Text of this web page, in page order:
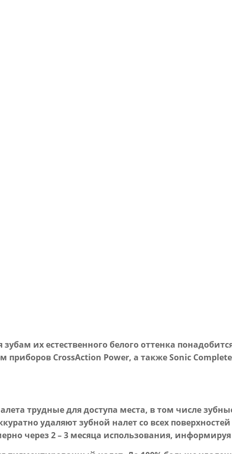
их естественного белого оттенка
CrossAction Power, а также Sonic
трудные для доступа места, в том числе
удаляют зубной налет со всех поверхностей
через 2 – 3 месяца использования,